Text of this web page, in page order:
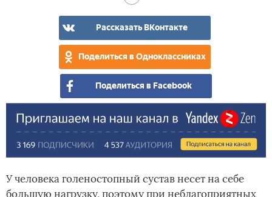
Рассказать ВКонтакте
Поделиться в Одноклассниках
Поделиться в Facebook
У человека голеностопный сустав несет на себе
большую нагрузку, поэтому при неблагоприятных